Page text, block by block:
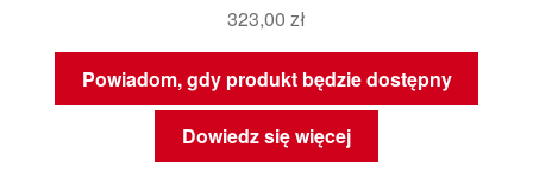
323,00 zł
Powiadom, gdy produkt będzie dostępny
Dowiedz się więcej